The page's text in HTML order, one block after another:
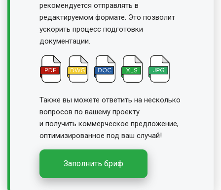
рекомендуется отправлять в
редактируемом формате. Это позволит
ускорить процесс подготовки
документации.
Также вы можете ответить на несколько
вопросов по вашему проекту
и получить коммерческое предложение,
оптимизированное под ваш случай!
Заполнить бриф